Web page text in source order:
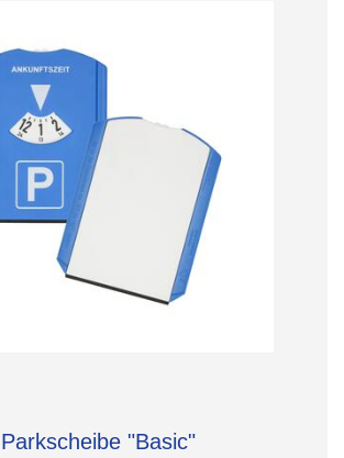
Parkscheibe "Basic"